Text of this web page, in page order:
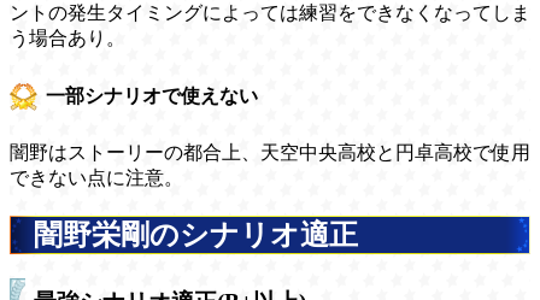
ントの発生タイミングによっては練習をできなくなってしま
う場合あり。
一部シナリオで使えない
闇野はストーリーの都合上、天空中央高校と円卓高校で使用
できない点に注意。
闇野栄剛のシナリオ適正